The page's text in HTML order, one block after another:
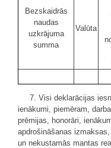
Bezskaidrās
naudas
uzkrājuma
summa
Valūta
7. Visi deklarācijas
ienākumi, piemēram,
prēmijas, honorāri,
apdrošināšanas
un nekustamās mantas